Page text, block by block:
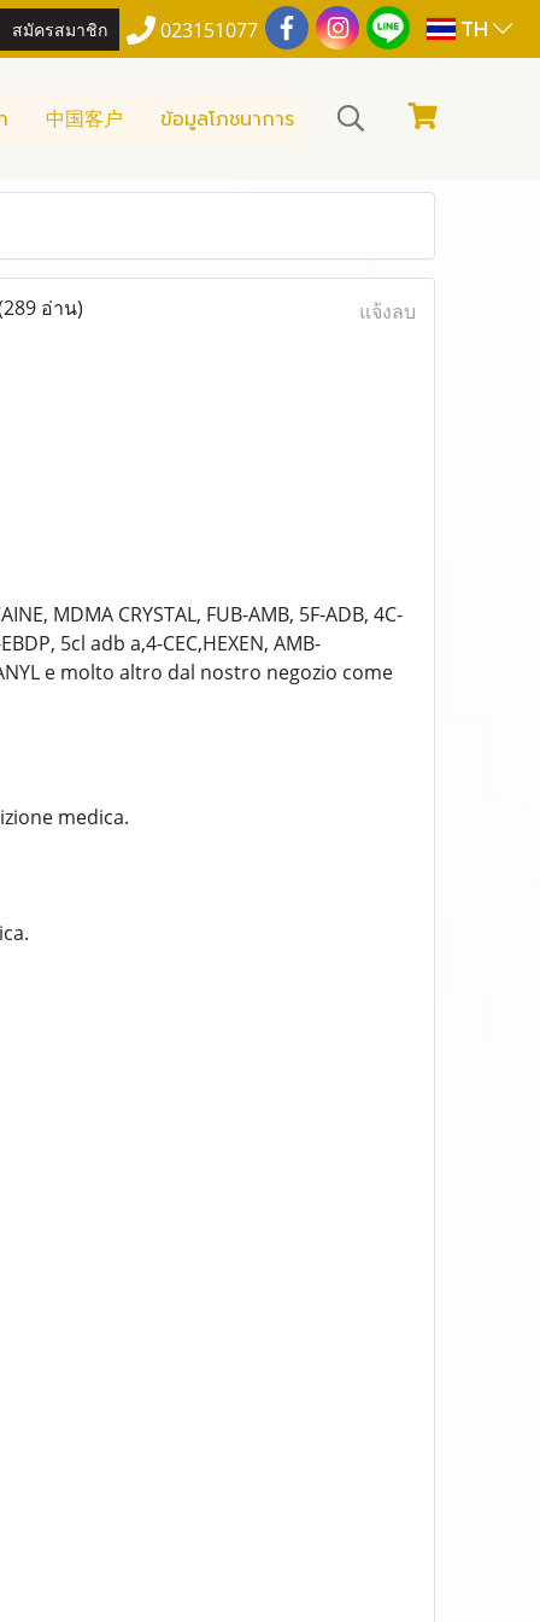
สมัครสมาชิก 023151077 TH
中国客户 ข้อมูลโภชนาการ
อ่าน) แจ้งลบ
MDMA CRYSTAL, FUB-AMB, 5F-ADB, 4C-
5cl adb a,4-CEC,HEXEN, AMB-
e molto altro dal nostro negozio come
medica.